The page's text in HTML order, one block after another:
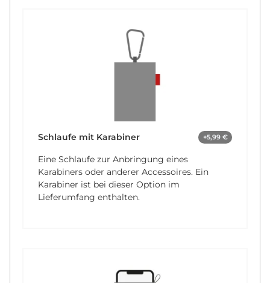
Schlaufe mit Karabiner +5,99 €
Eine Schlaufe zur Anbringung eines
Karabiners oder anderer Accessoires. Ein
Karabiner ist bei dieser Option im
Lieferumfang enthalten.